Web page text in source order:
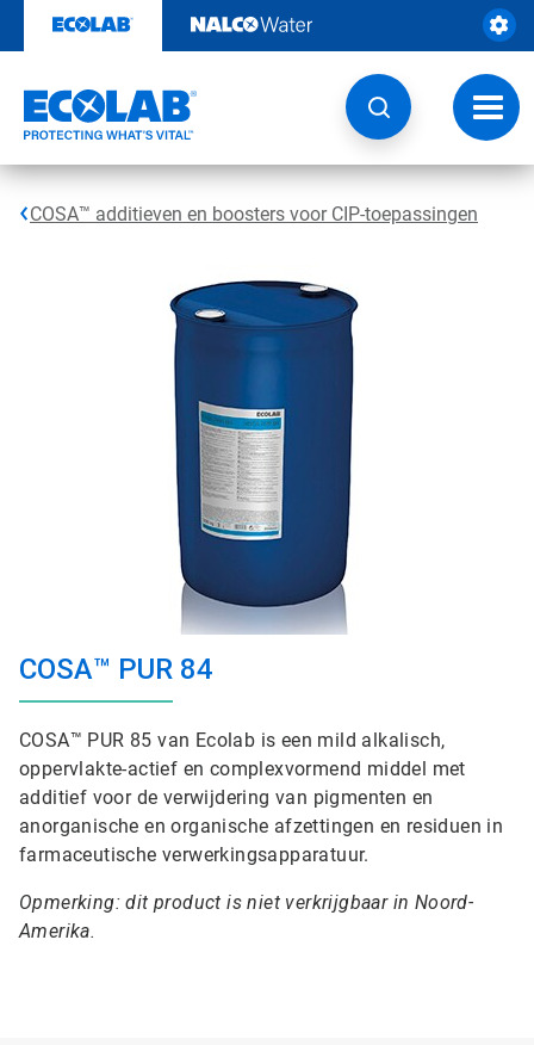
content
COSA™ additieven en boosters voor CIP-toepassingen
COSA™ PUR 84
COSA™ PUR 85 van Ecolab is een mild alkalisch,
oppervlakte-actief en complexvormend middel met
additief voor de verwijdering van pigmenten en
anorganische en organische afzettingen en residuen in
farmaceutische verwerkingsapparatuur.
Opmerking: dit product is niet verkrijgbaar in Noord-
Amerika.